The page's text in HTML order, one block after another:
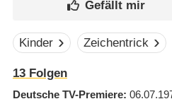
Kinder Zeichentrick
13Folgen
Deutsche TV-Premiere